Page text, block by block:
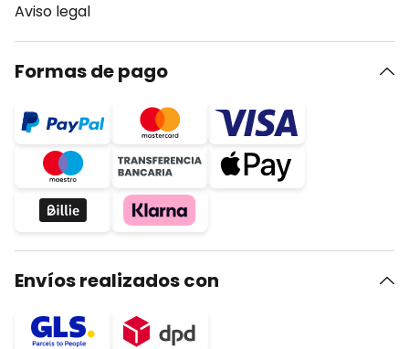
Aviso legal
Formas de pago
Envíos realizados con